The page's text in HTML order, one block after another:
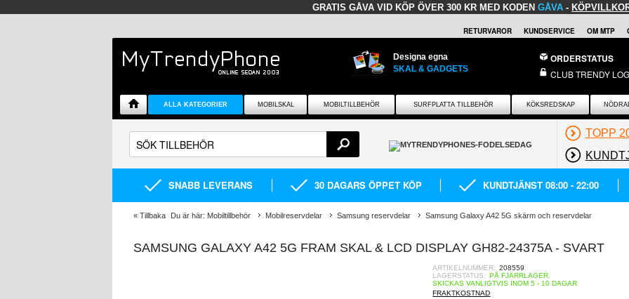
GRATIS GÅVA VID KÖP ÖVER 300 KR MED KODEN GÅVA -
RETURVAROR KUNDSERVICE OM MTP
Designa egna
SKAL & GADGETS
ORDERSTATUS
CLUB TRENDY
ALLA KATEGORIER MOBILSKAL MOBILTILLBEHÖR SURFPLATTA TILLBEHÖR KÖKSREDSKAP
TOPP
SNABB LEVERANS 30 DAGARS ÖPPET KÖP KUNDTJÄNST 08:00 - 22:00
« Tillbaka Du är här: Mobiltillbehör Mobilreservdelar Samsung reservdelar Samsung Galaxy A42 5G skärm och reservdelar
SAMSUNG GALAXY A42 5G FRAM SKAL & LCD DISPLAY GH82-24375A - SVART
ARTIKELNUMMER: 208559
LAGERSTATUS: PÅ FJÄRRLAGER.
SKICKAS VANLIGTVIS INOM 5 - 10 DAGAR
FRAKTKOSTNAD